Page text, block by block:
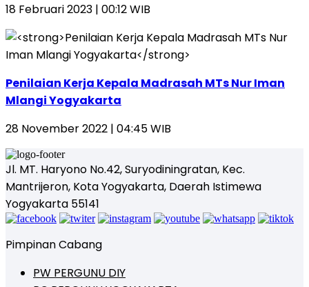
18 Februari 2023 | 00:12 WIB
Penilaian Kerja Kepala Madrasah MTs Nur Iman
Mlangi Yogyakarta
28 November 2022 | 04:45 WIB
Jl. MT. Haryono No.42, Suryodiningratan, Kec.
Mantrijeron, Kota Yogyakarta, Daerah Istimewa
Yogyakarta 55141
Pimpinan Cabang
PW PERGUNU DIY